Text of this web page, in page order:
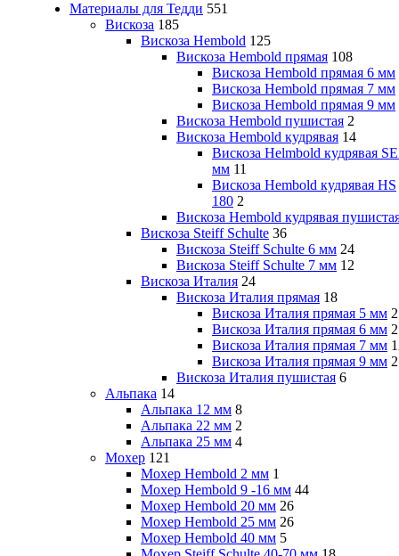
Материалы для Тедди 551
Вискоза 185
Вискоза Hembold 125
Вискоза Hembold прямая 108
Вискоза Hembold прямая 6 мм
Вискоза Hembold прямая 7 мм
Вискоза Hembold прямая 9 мм
Вискоза Hembold пушистая 2
Вискоза Hembold кудрявая 14
Вискоза Helmbold кудрявая
мм 11
Вискоза Hembold кудрявая HS
180 2
Вискоза Hembold кудрявая
Вискоза Steiff Schulte 36
Вискоза Steiff Schulte 6 мм 24
Вискоза Steiff Schulte 7 мм 12
Вискоза Италия 24
Вискоза Италия прямая 18
Вискоза Италия прямая 5 мм 2
Вискоза Италия прямая 6 мм 2
Вискоза Италия прямая 7 мм
Вискоза Италия прямая 9 мм 2
Вискоза Италия пушистая 6
Альпака 14
Альпака 12 мм 8
Альпака 22 мм 2
Альпака 25 мм 4
Мохер 121
Мохер Hembold 2 мм 1
Мохер Hembold 9 -16 мм 44
Мохер Hembold 20 мм 26
Мохер Hembold 25 мм 26
Мохер Hembold 40 мм 5